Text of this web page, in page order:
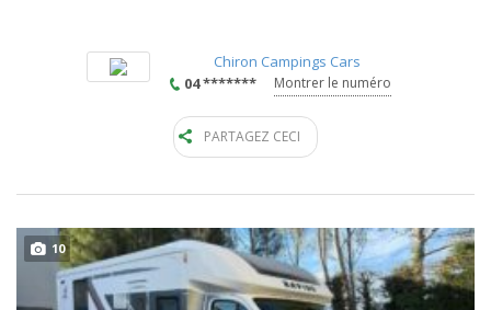
Chiron Campings Cars
04 *******
Montrer le numéro
PARTAGEZ CECI
10